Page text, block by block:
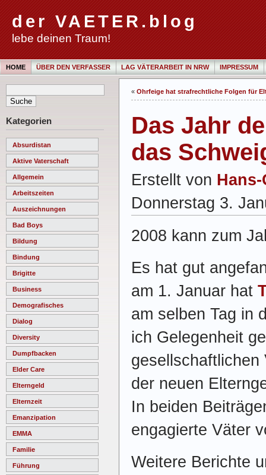
der VAETER.blog
lebe deinen Traum!
HOME ÜBER DEN VERFASSER LAG VÄTERARBEIT IN NRW IMPRESSUM
Kategorien
Absurdistan
Aktive Vaterschaft
Allgemein
Arbeitszeiten
Auszeichnungen
Bad Boys
Bildung
Bindung
Brigitte
Business
Demografisches
Dialog
Diversity
Dumpfbacken
Elder Care
Elterngeld
Elternzeit
Emanzipation
EMMA
Familie
Führung
« Ohrfeige hat strafrechtliche Folgen für
Das Jahr
das
Erstellt von
Donnerstag 3.
2008 kann zum
Es hat gut
am 1. Januar hat
am selben Tag in
ich Gelegenheit
gesellschaftlichen
der neuen
In beiden
engagierte Väter
Weitere Berichte